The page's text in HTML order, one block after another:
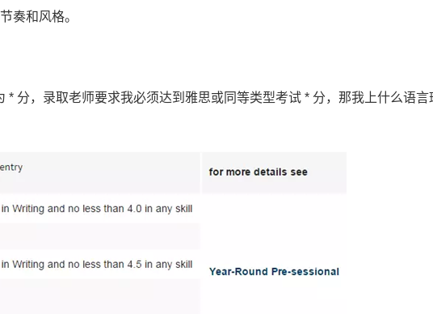
奏和风格。
* 分，录取老师要求我必须达到雅思或同等类型考试 * 分，那我上什么语言